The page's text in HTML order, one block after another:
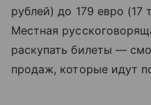
рублей) до 179 евро (17
Местная
раскупать билеты —
продаж, которые идут